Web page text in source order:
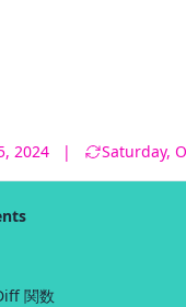
2024 | Saturday,
関数